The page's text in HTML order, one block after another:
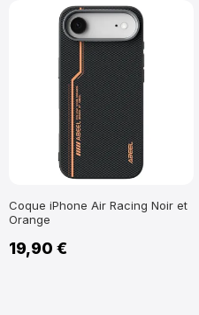
Coque iPhone Air Racing Noir et
Orange
19,90 €